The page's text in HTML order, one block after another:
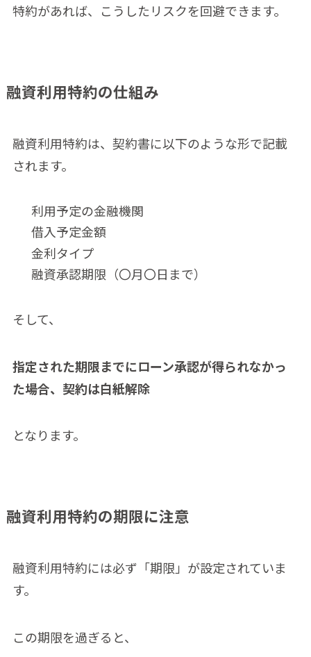
特約があれば、こうしたリスクを回避できます。
融資利用特約の仕組み
融資利用特約は、契約書に以下のような形で記載
されます。
利用予定の金融機関
借入予定金額
金利タイプ
融資承認期限（〇月〇日まで）
そして、
指定された期限までにローン承認が得られなかっ
た場合、契約は白紙解除
となります。
融資利用特約の期限に注意
融資利用特約には必ず「期限」が設定されていま
す。
この期限を過ぎると、